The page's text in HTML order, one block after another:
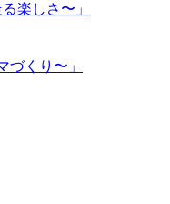
楽しさ〜」
くり〜」